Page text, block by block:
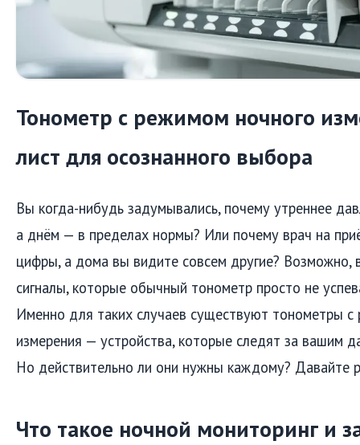
Тонометр с режимом ночного
лист для осознанного выбора
Вы когда-нибудь задумывались, почему утреннее
а днём — в пределах нормы? Или почему врач на
цифры, а дома вы видите совсем другие? Возможно,
сигналы, которые обычный тонометр просто не
Именно для таких случаев существуют тонометры
измерения — устройства, которые следят за вашим
Но действительно ли они нужны каждому? Давайте
Что такое ночной мониторинг и